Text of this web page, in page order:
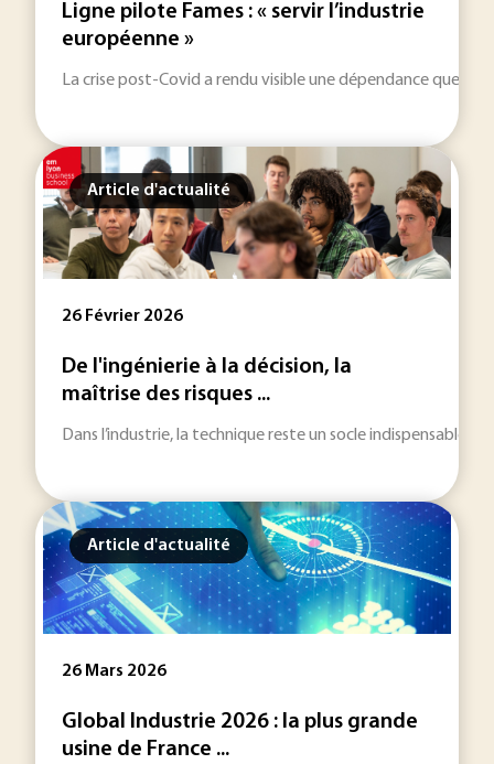
Ligne pilote Fames : « servir l’industrie
européenne »
La crise post-Covid a rendu visible une dépendance que
Article d'actualité
26 Février 2026
De l'ingénierie à la décision, la
maîtrise des risques ...
Dans l’industrie, la technique reste un socle indispensable.
Article d'actualité
26 Mars 2026
Global Industrie 2026 : la plus grande
usine de France ...